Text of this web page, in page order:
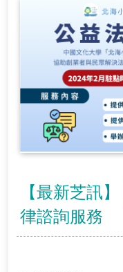
【最新芝訊
律諮詢服務